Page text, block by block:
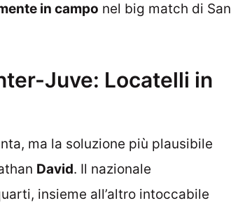
in campo nel big match di San
Juve: Locatelli in
ma la soluzione più plausibile
David. Il nazionale
insieme all’altro intoccabile